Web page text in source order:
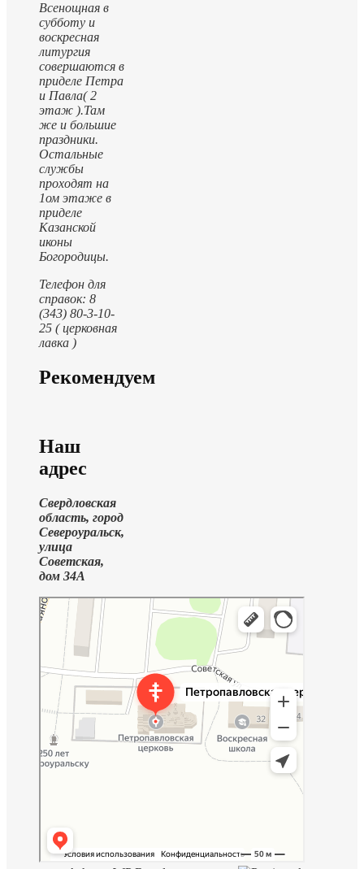
Всенощная в
субботу и
воскресная
литургия
совершаются в
приделе Петра
и Павла( 2
этаж ).Там
же и большие
праздники.
Остальные
службы
проходят на
1ом этаже в
приделе
Казанской
иконы
Богородицы.
Телефон для
справок: 8
(343) 80-3-10-
25 ( церковная
лавка )
Рекомендуем
Наш
адрес
Свердловская
область, город
Североуральск,
улица
Советская,
дом 34А